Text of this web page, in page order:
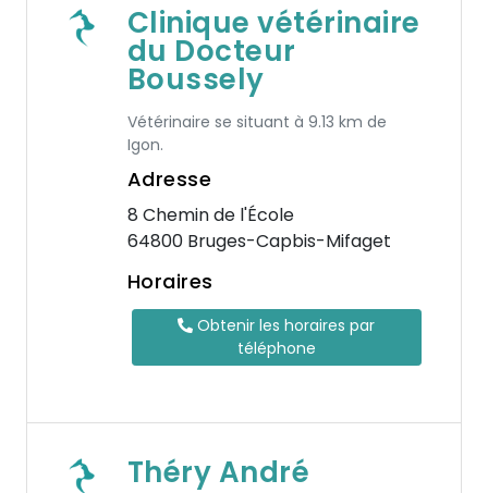
Clinique vétérinaire
du Docteur
Boussely
Vétérinaire se situant à 9.13 km de
Igon.
Adresse
8 Chemin de l'École
64800 Bruges-Capbis-Mifaget
Horaires
Obtenir les horaires par
téléphone
Théry André